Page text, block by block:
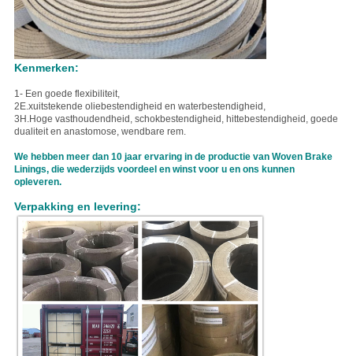
Kenmerken:
1- Een goede flexibiliteit,
2E.xuitstekende oliebestendigheid en waterbestendigheid,
3H.Hoge vasthoudendheid, schokbestendigheid, hittebestendigheid, goede
dualiteit en anastomose, wendbare rem.
We hebben meer dan 10 jaar ervaring in de productie van Woven Brake
Linings, die wederzijds voordeel en winst voor u en ons kunnen
opleveren.
Verpakking en levering: